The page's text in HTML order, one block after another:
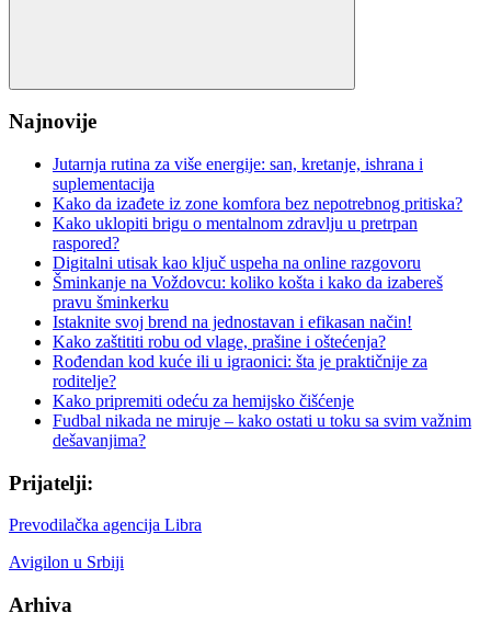
Search
Najnovije
Jutarnja rutina za više energije: san, kretanje, ishrana i
suplementacija
Kako da izađete iz zone komfora bez nepotrebnog pritiska?
Kako uklopiti brigu o mentalnom zdravlju u pretrpan
raspored?
Digitalni utisak kao ključ uspeha na online razgovoru
Šminkanje na Voždovcu: koliko košta i kako da izabereš
pravu šminkerku
Istaknite svoj brend na jednostavan i efikasan način!
Kako zaštititi robu od vlage, prašine i oštećenja?
Rođendan kod kuće ili u igraonici: šta je praktičnije za
roditelje?
Kako pripremiti odeću za hemijsko čišćenje
Fudbal nikada ne miruje – kako ostati u toku sa svim važnim
dešavanjima?
Prijatelji:
Prevodilačka agencija Libra
Avigilon u Srbiji
Arhiva